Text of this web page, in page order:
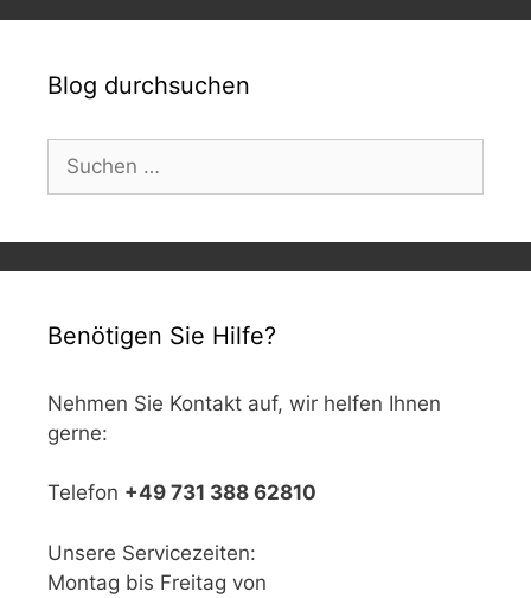
Blog durchsuchen
nach:
Benötigen Sie Hilfe?
Nehmen Sie Kontakt auf, wir helfen Ihnen
gerne:
Telefon +49 731 388 62810
Unsere Servicezeiten:
Montag bis Freitag von